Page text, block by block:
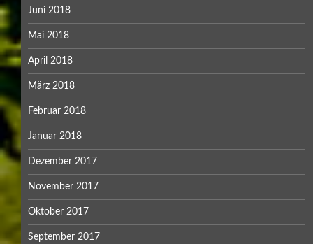
Juni 2018
Mai 2018
April 2018
März 2018
Februar 2018
Januar 2018
Dezember 2017
November 2017
Oktober 2017
September 2017